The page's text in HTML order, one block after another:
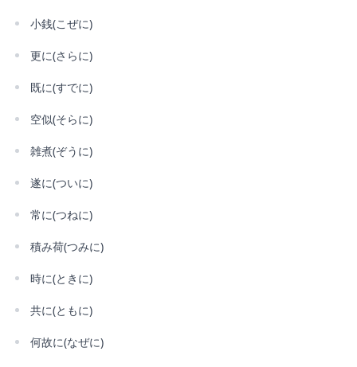
小銭(こぜに)
更に(さらに)
既に(すでに)
空似(そらに)
雑煮(ぞうに)
遂に(ついに)
常に(つねに)
積み荷(つみに)
時に(ときに)
共に(ともに)
何故に(なぜに)